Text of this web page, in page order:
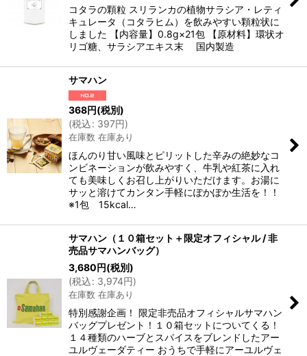
コタラの顆粒 スリランカの植物サラシア・レティ
キュレータ（コタラヒム）を飲みやすい顆粒状に
しました 【内容量】0.8g×21包 【原材料】環状オ
リゴ糖、サラシアエキス末 国内製造
サマハン
368円(税別)
(税込: 397円)
在庫数 在庫あり
ほんのり甘い風味とピリットした辛みの絶妙なコ
ンビネーションが飲みやすく、牛乳や紅茶に入れ
ても美味しくお召し上がりいただけます。お湯に
サッと溶けてカンタン手軽にぽかぽか生活を！！
※1包 15kcal…
サマハン（１０箱セット＋限定オフィシャル / 非
売品サマハンバッグ）
3,680円(税別)
(税込: 3,974円)
在庫数 在庫あり
特別感謝企画！ 限定非売品オフィシャルサマハン
バッグプレゼント！１０箱セットについてくる！
１４種類のハーブとスパイスをブレンドしたアー
ユルヴェーダティー おうちで手軽にアーユルヴェ